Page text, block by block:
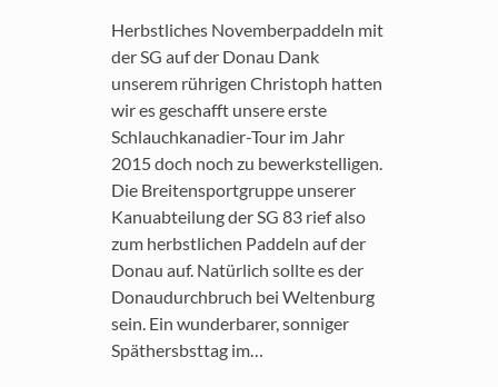
Herbstliches Novemberpaddeln mit
der SG auf der Donau Dank
unserem rührigen Christoph hatten
wir es geschafft unsere erste
Schlauchkanadier-Tour im Jahr
2015 doch noch zu bewerkstelligen.
Die Breitensportgruppe unserer
Kanuabteilung der SG 83 rief also
zum herbstlichen Paddeln auf der
Donau auf. Natürlich sollte es der
Donaudurchbruch bei Weltenburg
sein. Ein wunderbarer, sonniger
Späthersbsttag im…